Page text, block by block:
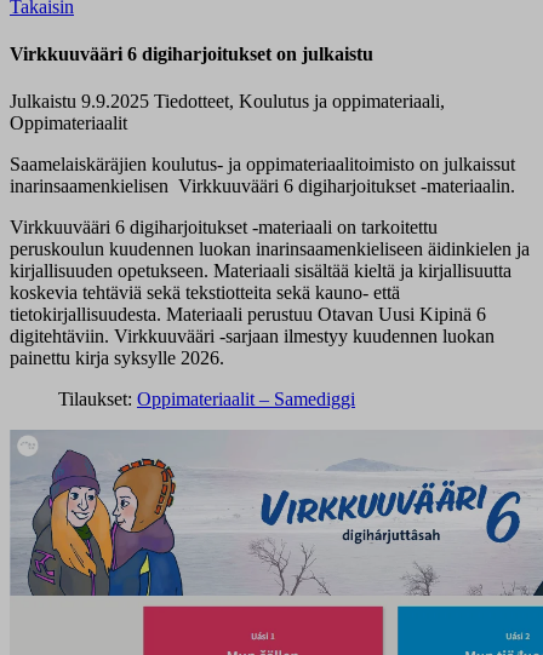
Takaisin
Virkkuuvääri 6 digiharjoitukset on julkaistu
Julkaistu 9.9.2025 Tiedotteet, Koulutus ja oppimateriaali,
Oppimateriaalit
Saamelaiskäräjien koulutus- ja oppimateriaalitoimisto on julkaissut
inarinsaamenkielisen Virkkuuvääri 6 digiharjoitukset -materiaalin.
Virkkuuvääri 6 digiharjoitukset -materiaali on tarkoitettu
peruskoulun kuudennen luokan inarinsaamenkieliseen äidinkielen ja
kirjallisuuden opetukseen. Materiaali sisältää kieltä ja kirjallisuutta
koskevia tehtäviä sekä tekstiotteita sekä kauno- että
tietokirjallisuudesta. Materiaali perustuu Otavan Uusi Kipinä 6
digitehtäviin. Virkkuuvääri -sarjaan ilmestyy kuudennen luokan
painettu kirja syksylle 2026.
Tilaukset: Oppimateriaalit – Samediggi